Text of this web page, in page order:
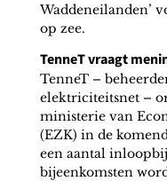
Waddeneilanden’
op zee.
TenneT vraagt
TenneT –
elektriciteitsnet –
ministerie van
(EZK) in de
een aantal
bijeenkomsten